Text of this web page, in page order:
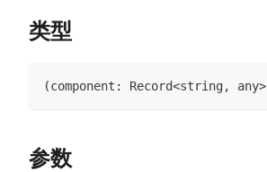
类型
(component : Record<string, any>
参数